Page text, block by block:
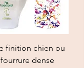
finition chien ou
dense